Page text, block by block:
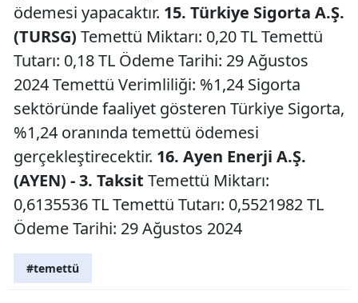
ödemesi yapacaktır. 15. Türkiye Sigorta A.Ş.
(TURSG) Temettü Miktarı: 0,20 TL Temettü
Tutarı: 0,18 TL Ödeme Tarihi: 29 Ağustos
2024 Temettü Verimliliği: %1,24 Sigorta
sektöründe faaliyet gösteren Türkiye Sigorta,
%1,24 oranında temettü ödemesi
gerçekleştirecektir. 16. Ayen Enerji A.Ş.
(AYEN) - 3. Taksit Temettü Miktarı:
0,6135536 TL Temettü Tutarı: 0,5521982 TL
Ödeme Tarihi: 29 Ağustos 2024
#temettü